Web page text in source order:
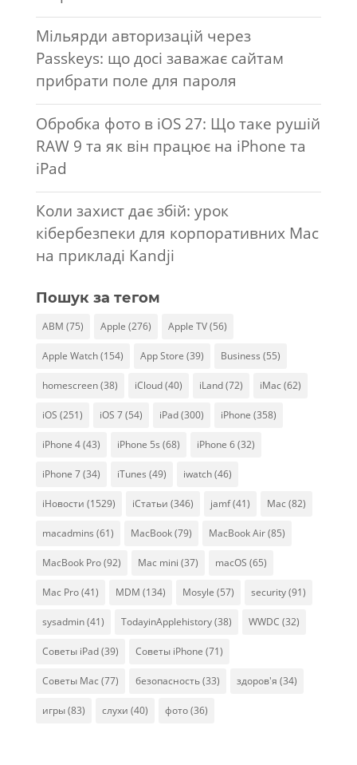
Мільярди авторизацій через
Passkeys: що досі заважає сайтам
прибрати поле для пароля
Обробка фото в iOS 27: Що таке рушій
RAW 9 та як він працює на iPhone та
iPad
Коли захист дає збій: урок
кібербезпеки для корпоративних Mac
на прикладі Kandji
Пошук за тегом
ABM (75) Apple (276) Apple TV(56)
Apple Watch(154) App Store (39) Business (55)
homescreen(38) iCloud(40) iLand(72) iMac (62)
iOS (251) iOS 7(54) iPad(300) iPhone (358)
iPhone 4(43) iPhone 5s (68) iPhone 6(32)
iPhone 7(34) iTunes (49) iwatch(46)
iНовости (1529) iСтатьи (346) jamf(41) Mac (82)
macadmins (61) MacBook(79) MacBook Air(85)
MacBook Pro(92) Mac mini (37) macOS (65)
Mac Pro(41) MDM (134) Mosyle (57) security(91)
sysadmin(41) TodayinApplehistory(38) WWDC (32)
Советы iPad(39) Советы iPhone (71)
Советы Mac (77) безопасность(33) здоров'я (34)
игры(83) слухи (40) фото(36)